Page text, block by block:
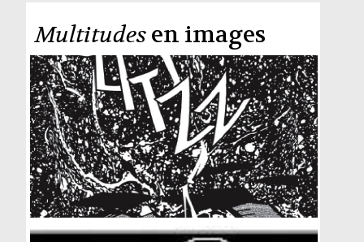
Multitudesen images